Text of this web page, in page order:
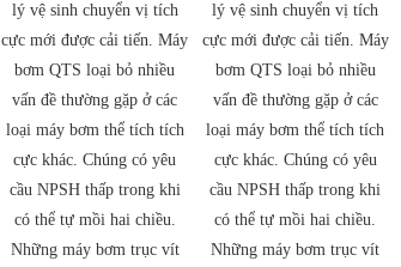
lý vệ sinh chuyển vị tích
cực mới được cải tiến. Máy
bơm QTS loại bỏ nhiều
vấn đề thường gặp ở các
loại máy bơm thể tích tích
cực khác. Chúng có yêu
cầu NPSH thấp trong khi
có thể tự mồi hai chiều.
Những máy bơm trục vít
lý vệ sinh chuyển vị tích
cực mới được cải tiến. Máy
bơm QTS loại bỏ nhiều
vấn đề thường gặp ở các
loại máy bơm thể tích tích
cực khác. Chúng có yêu
cầu NPSH thấp trong khi
có thể tự mồi hai chiều.
Những máy bơm trục vít